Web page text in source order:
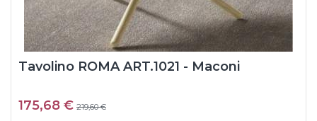
Tavolino ROMA ART.1021 - Maconi
175,68 € 219,60 €